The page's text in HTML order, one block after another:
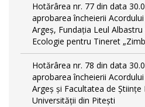
Hotărârea nr. 77 din data
aprobarea încheierii
Argeș, Fundația Leul
Ecologie pentru Tineret
Hotărârea nr. 78 din data
aprobarea încheierii
Argeș și Facultatea de
Universității din Pitești